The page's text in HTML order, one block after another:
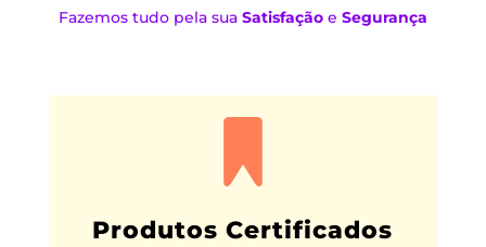
Fazemos tudo pela sua Satisfaçãoe Segurança
Produtos Certificados